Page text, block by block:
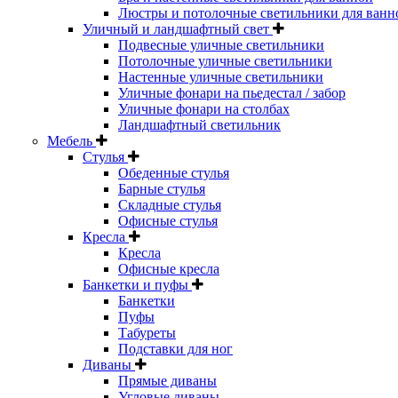
Люстры и потолочные светильники для
Уличный и ландшафтный свет
Подвесные уличные светильники
Потолочные уличные светильники
Настенные уличные светильники
Уличные фонари на пьедестал / забор
Уличные фонари на столбах
Ландшафтный светильник
Мебель
Стулья
Обеденные стулья
Барные стулья
Складные стулья
Офисные стулья
Кресла
Кресла
Офисные кресла
Банкетки и пуфы
Банкетки
Пуфы
Табуреты
Подставки для ног
Диваны
Прямые диваны